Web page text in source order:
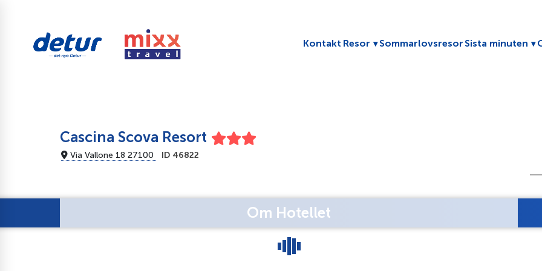
Kontakt Resor Toggle submenu
SommarlovsresorSista minuten
Cascina Scova Resort
Via Vallone 18 27100 ID 46822
Om Hotellet